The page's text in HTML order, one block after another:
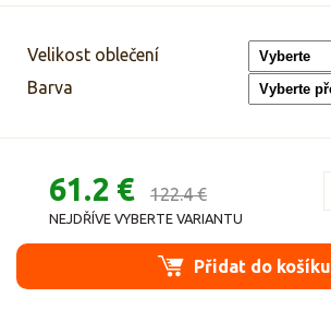
Velikost oblečení
Barva
61.2 € 122.4 €
NEJDŘÍVE VYBERTE VARIANTU
Přidat do košíku